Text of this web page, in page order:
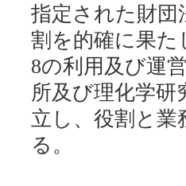
指定された財団
割を的確に果た
8の利用及び運
所及び理化学
立し、役割と
る。